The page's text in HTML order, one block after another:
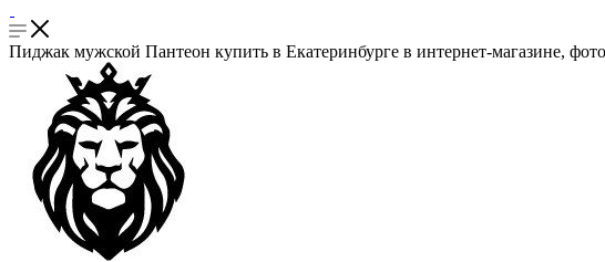
Пиджак мужской Пантеон купить в Екатеринбурге в интернет-магазине,